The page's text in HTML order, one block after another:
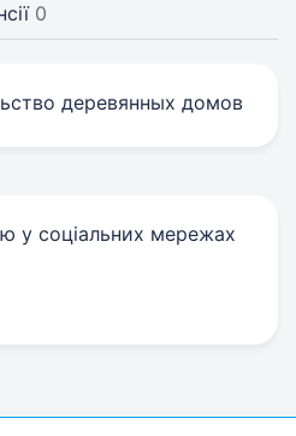
0
деревянных домов
у соціальних мережах
link